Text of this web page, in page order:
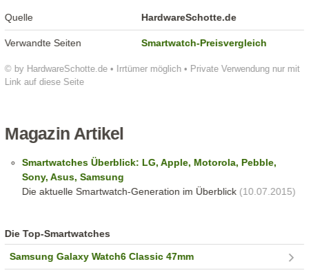
© by HardwareSchotte.de • Irrtümer möglich • Private Verwendung nur mit
Link auf diese Seite
Quelle HardwareSchotte.de
Verwandte Seiten Smartwatch-Preisvergleich
Magazin Artikel
Smartwatches Überblick: LG, Apple, Motorola, Pebble,
Sony, Asus, Samsung
Die aktuelle Smartwatch-Generation im Überblick(10.07.2015)
Die Top-Smartwatches
Samsung Galaxy Watch6 Classic 47mm